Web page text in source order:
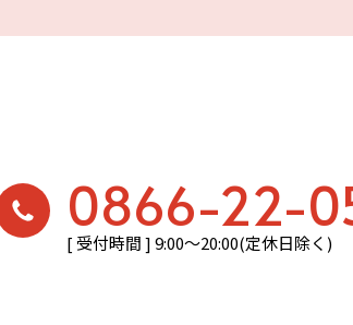
0866-22-
[ 受付時間 ] 9:00〜20:00(定休日除く)